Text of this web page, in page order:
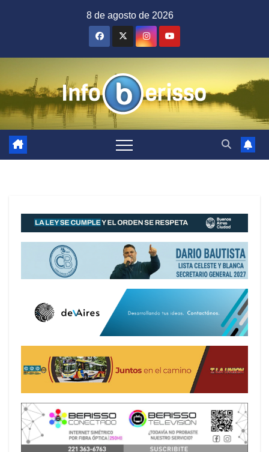
8 de agosto de 2026